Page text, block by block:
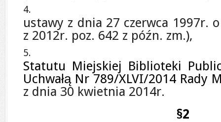
ustawy z dnia 27 czerwca 1997r.
z 2012r. poz. 642 z późn. zm.),
Statutu Miejskiej Biblioteki
Uchwałą Nr 789/XLVI/2014Rady
z dnia 30 kwietnia 2014r.
§2